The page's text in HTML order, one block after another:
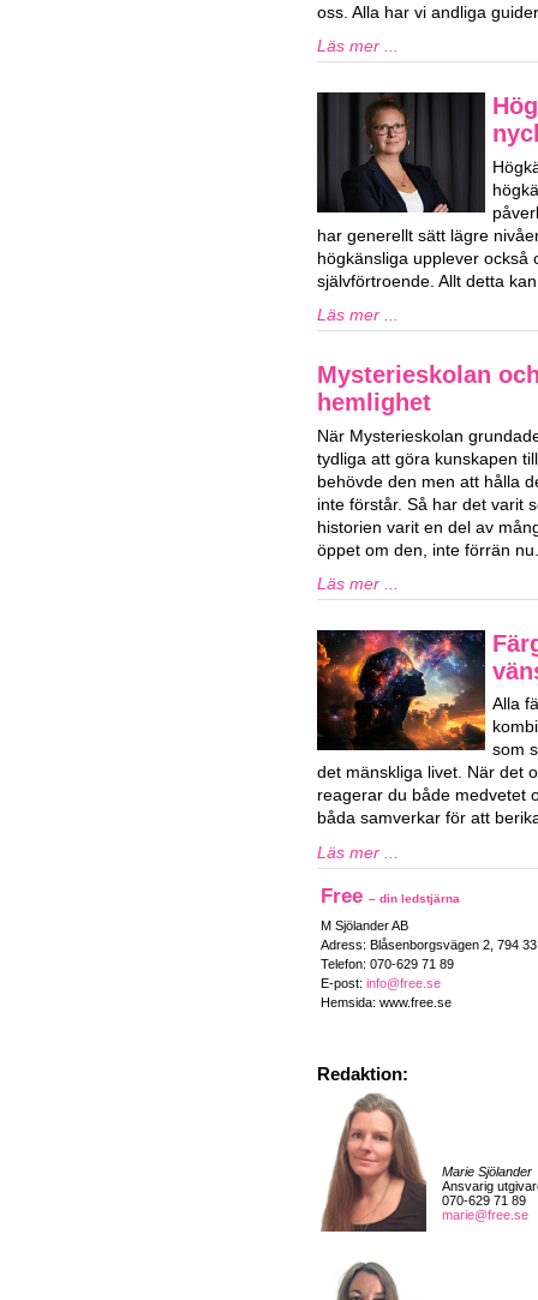
oss. Alla har vi andliga
Läs mer ...
har generellt sätt lägre
högkänsliga upplever också
självförtroende. Allt detta
Läs mer ...
Mysterieskolan
hemlighet
När Mysterieskolan
tydliga att göra kunskapen
behövde den men att hålla
inte förstår. Så har det varit
historien varit en del av
öppet om den, inte förrän nu.
Läs mer ...
Alla
som
det mänskliga livet. När det
reagerar du både medvetet
båda samverkar för att
Läs mer ...
Free – din ledstjärna
M Sjölander AB
Adress: Blåsenborgsvägen 2, 794
Telefon: 070-629 71 89
E-post: info@free.se
Hemsida: www.free.se
Redaktion:
Marie Sjölander
Ansvarig
070-629 71 89
marie@free.se